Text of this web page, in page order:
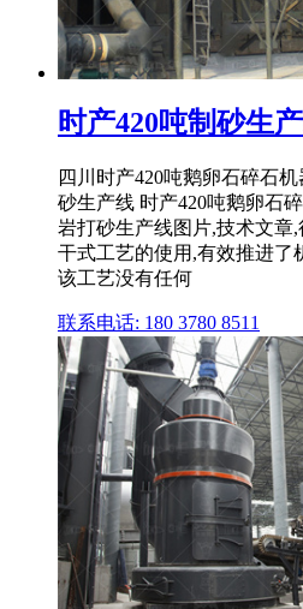
时产420吨制砂生
四川时产420吨鹅卵石碎石
砂生产线 时产420吨鹅卵石
岩打砂生产线图片,技术文章
干式工艺的使用,有效推进了
该工艺没有任何
联系电话: 180 3780 8511